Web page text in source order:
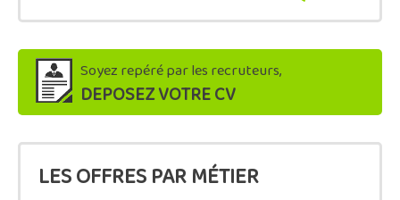
Soyez repéré par les recruteurs,
DEPOSEZ VOTRE CV
LES OFFRES PAR MÉTIER